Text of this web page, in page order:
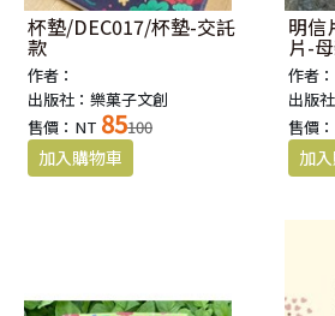
杯墊/DEC017/杯墊-交託
款
作者：
出版社：樂菓子文創
售價：NT 85100
明信
片-
作者：
出版
售價